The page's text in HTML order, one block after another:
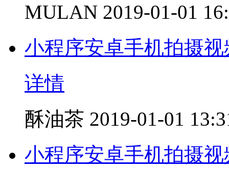
MULAN 2019-01-01
小程序安卓手机拍摄
详情
酥油茶 2019-01-01
小程序安卓手机拍摄